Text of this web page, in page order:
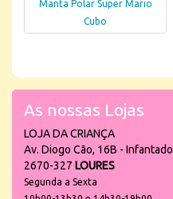
Manta Polar Super Mario
Cubo
As nossas Lojas
LOJA DA CRIANÇA
Av. Diogo Cão, 16B - Infantado
2670-327 LOURES
Segunda a Sexta